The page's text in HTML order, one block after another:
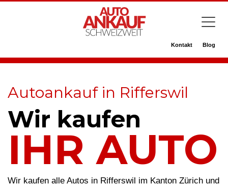
Kontakt Blog
Autoankauf in Rifferswil
Wir kaufen
IHR AUTO
Wir kaufen alle Autos in Rifferswil im Kanton Zürich und